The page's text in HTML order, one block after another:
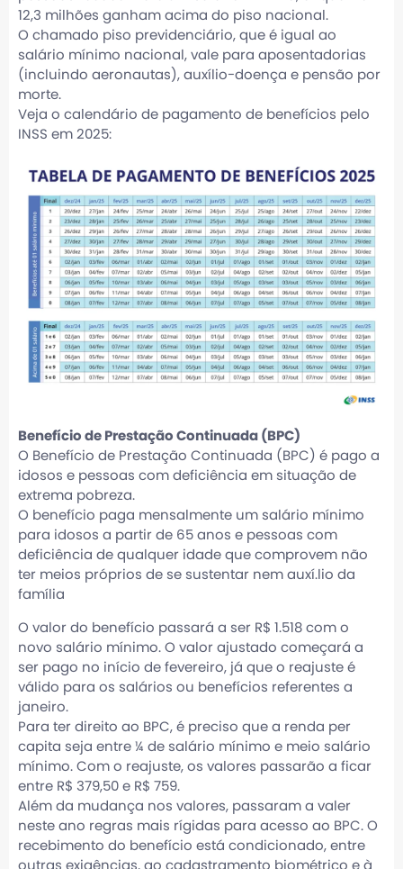
12,3 milhões ganham acima do piso nacional.
O chamado piso previdenciário, que é igual ao
salário mínimo nacional, vale para aposentadorias
(incluindo aeronautas), auxílio-doença e pensão por
morte.
Veja o calendário de pagamento de benefícios pelo
INSS em 2025:
Benefício de Prestação Continuada (BPC)
O Benefício de Prestação Continuada (BPC) é pago a
idosos e pessoas com deficiência em situação de
extrema pobreza.
O benefício paga mensalmente um salário mínimo
para idosos a partir de 65 anos e pessoas com
deficiência de qualquer idade que comprovem não
ter meios próprios de se sustentar nem auxí.lio da
família
O valor do benefício passará a ser R$ 1.518 com o
novo salário mínimo. O valor ajustado começará a
ser pago no início de fevereiro, já que o reajuste é
válido para os salários ou benefícios referentes a
janeiro.
Para ter direito ao BPC, é preciso que a renda per
capita seja entre ¼ de salário mínimo e meio salário
mínimo. Com o reajuste, os valores passarão a ficar
entre R$ 379,50 e R$ 759.
Além da mudança nos valores, passaram a valer
neste ano regras mais rígidas para acesso ao BPC. O
recebimento do benefício está condicionado, entre
outras exigências, ao cadastramento biométrico e à